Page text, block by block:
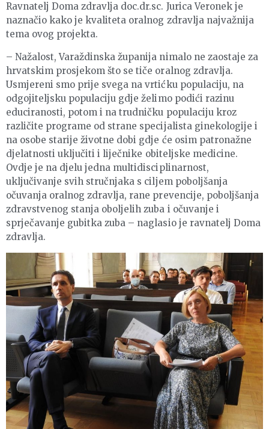
Ravnatelj Doma zdravlja doc.dr.sc. Jurica Veronek je
naznačio kako je kvaliteta oralnog zdravlja najvažnija
tema ovog projekta.
– Nažalost, Varaždinska županija nimalo ne zaostaje za
hrvatskim prosjekom što se tiče oralnog zdravlja.
Usmjereni smo prije svega na vrtićku populaciju, na
odgojiteljsku populaciju gdje želimo podići razinu
educiranosti, potom i na trudničku populaciju kroz
različite programe od strane specijalista ginekologije i
na osobe starije životne dobi gdje će osim patronažne
djelatnosti uključiti i liječnike obiteljske medicine.
Ovdje je na djelu jedna multidisciplinarnost,
uključivanje svih stručnjaka s ciljem poboljšanja
očuvanja oralnog zdravlja, rane prevencije, poboljšanja
zdravstvenog stanja oboljelih zuba i očuvanje i
sprječavanje gubitka zuba – naglasio je ravnatelj Doma
zdravlja.